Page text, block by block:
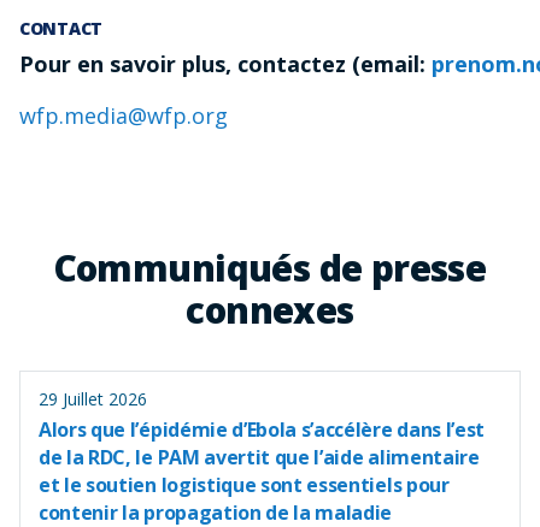
CONTACT
Pour en savoir plus, contactez (email:
wfp.media@wfp.org
Communiqués de presse
connexes
29 Juillet 2026
Alors que l’épidémie d’Ebola s’accélère dans l’est
de la RDC, le PAM avertit que l’aide alimentaire
et le soutien logistique sont essentiels pour
contenir la propagation de la maladie